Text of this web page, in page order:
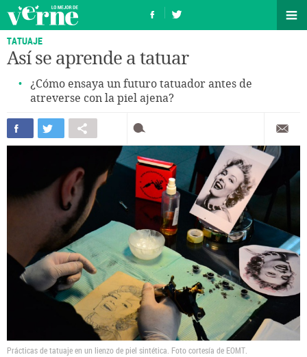
TATUAJE
Así se aprende a tatuar
¿Cómo ensaya un futuro tatuador antes de
atreverse con la piel ajena?
Prácticas de tatuaje en un lienzo de piel sintética. Foto cortesía de EOMT.